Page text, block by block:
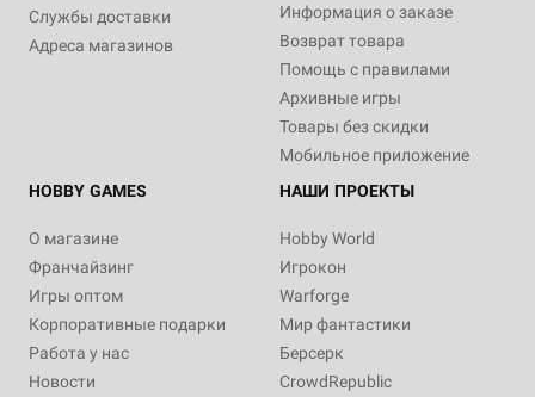
Службы доставки
Адреса магазинов
Информация о заказе
Возврат товара
Помощь с правилами
Архивные игры
Товары без скидки
Мобильное приложение
HOBBY GAMES
О магазине
Франчайзинг
Игры оптом
Корпоративные подарки
Работа у нас
Новости
НАШИ ПРОЕКТЫ
Hobby World
Игрокон
Warforge
Мир фантастики
Берсерк
CrowdRepublic